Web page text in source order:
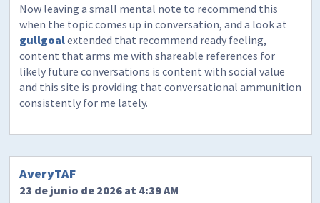
Now leaving a small mental note to recommend this
when the topic comes up in conversation, and a look at
gullgoalextended that recommend ready feeling,
content that arms me with shareable references for
likely future conversations is content with social value
and this site is providing that conversational ammunition
consistently for me lately.
AveryTAF
23 de junio de 2026 at 4:39 AM